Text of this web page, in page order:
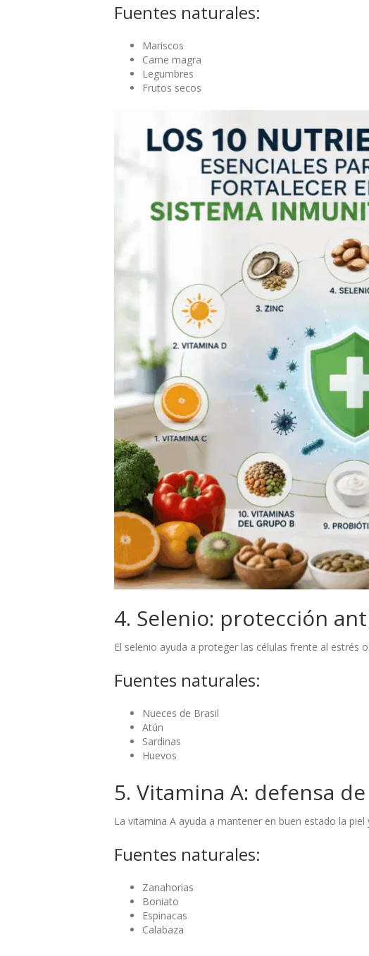
Fuentes naturales:
Mariscos
Carne magra
Legumbres
Frutos secos
4. Selenio: protección
El selenio ayuda a proteger las células frente al
Fuentes naturales:
Nueces de Brasil
Atún
Sardinas
Huevos
5. Vitamina A: defensa
La vitamina A ayuda a mantener en buen estado la
Fuentes naturales:
Zanahorias
Boniato
Espinacas
Calabaza